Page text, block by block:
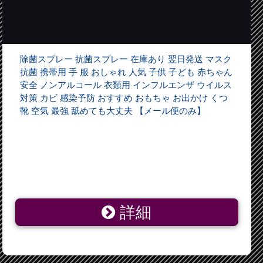
除菌スプレー 抗菌スプレー 在庫あり 翌日発送 マスク
抗菌 携帯用 手 服 おしゃれ 人気 子供 子ども 赤ちゃん
安全 ノンアルコール 衣類用 インフルエンザ ウイルス
対策 カビ 感染予防 おすすめ おもちゃ お出かけ くつ
靴 空気 最強 舐めても大丈夫 【メール便のみ】
詳細